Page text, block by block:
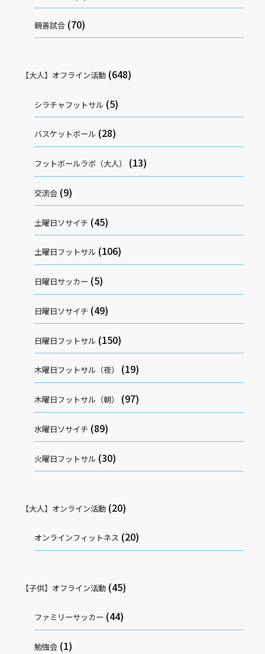
親善試合 (70)
【大人】オフライン活動(648)
シラチャフットサル (5)
バスケットボール (28)
フットボールラボ（大人） (13)
交流会 (9)
土曜日ソサイチ (45)
土曜日フットサル (106)
日曜日サッカー (5)
日曜日ソサイチ (49)
日曜日フットサル (150)
木曜日フットサル（夜） (19)
木曜日フットサル（朝） (97)
水曜日ソサイチ (89)
火曜日フットサル (30)
【大人】オンライン活動(20)
オンラインフィットネス (20)
【子供】オフライン活動(45)
ファミリーサッカー (44)
勉強会 (1)